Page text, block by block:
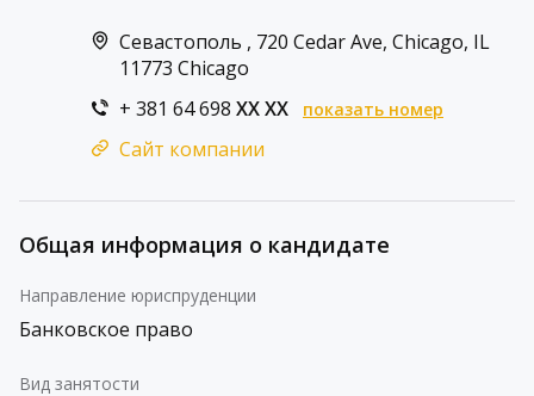
Севастополь , 720 Cedar Ave, Chicago, IL
11773 Chicago
+ 381 64 698 XX XX показать номер
Сайт компании
Общая информация о кандидате
Направление юриспруденции
Банковское право
Вид занятости